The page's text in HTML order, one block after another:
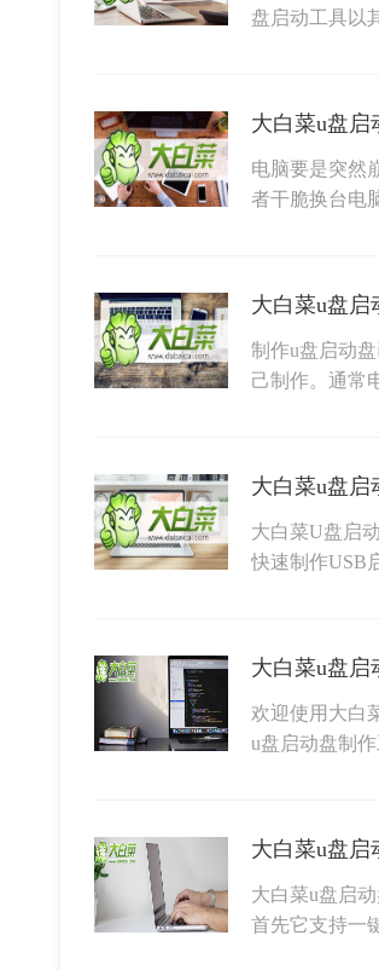
盘启动工具以
大白菜u盘启
电脑要是突然
者干脆换台电
大白菜u盘启
制作u盘启动
己制作。通常
大白菜u盘启
大白菜U盘启
快速制作USB
欢迎使用大白
u盘启动盘制
大白菜u盘启
大白菜u盘启
首先它支持一